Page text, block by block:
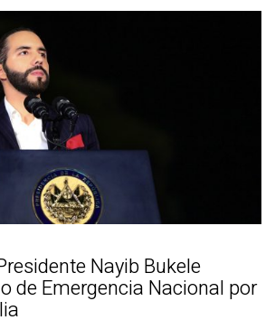
Nayib Bukele
de Emergencia Nacional por